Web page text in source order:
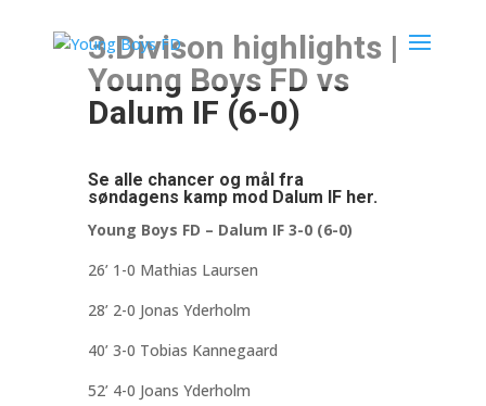
3.Divison highlights |
Young Boys FD vs
Dalum IF (6-0)
Se alle chancer og mål fra
søndagens kamp mod Dalum IF her.
Young Boys FD – Dalum IF 3-0 (6-0)
26’ 1-0 Mathias Laursen
28’ 2-0 Jonas Yderholm
40’ 3-0 Tobias Kannegaard
52’ 4-0 Joans Yderholm